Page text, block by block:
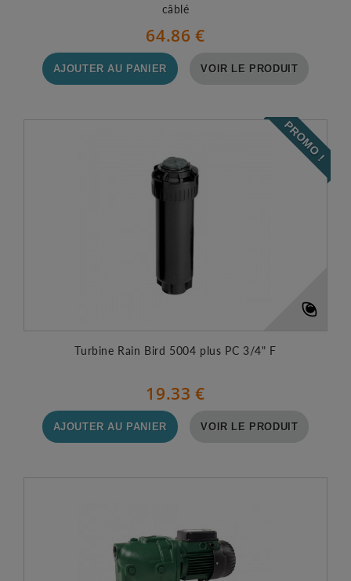
câblé
64.86 €
AJOUTER AU PANIER VOIR LE PRODUIT
PROMO !
Turbine Rain Bird 5004 plus PC 3/4" F
19.33 €
AJOUTER AU PANIER VOIR LE PRODUIT